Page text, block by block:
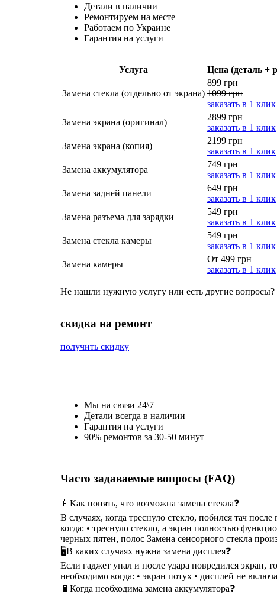
Детали в наличии
Ремонтируем на месте
Работаем по Украине
Гарантия на услуги
Услуга Цена (деталь +
Замена стекла (отдельно от экрана)
899 грн
1099 грн
заказать в 1 клик
Замена экрана (оригинал)
2899 грн
заказать в 1 клик
Замена экрана (копия)
2199 грн
заказать в 1 клик
Замена аккумулятора
749 грн
заказать в 1 клик
Замена задней панели
649 грн
заказать в 1 клик
Замена разъема для зарядки
549 грн
заказать в 1 клик
Замена стекла камеры
549 грн
заказать в 1 клик
Замена камеры
От 499 грн
заказать в 1 клик
Не нашли нужную услугу или есть другие вопросы?
cкидка на ремонт
получить скидку
Мы на связи 24\7
Детали всегда в наличии
Гарантия на услуги
90% ремонтов за 30-50 минут
Часто задаваемые вопросы (FAQ)
📱Как понять, что возможна замена стекла❓
В случаях, когда треснуло стекло, побился тач
когда: • треснуло стекло, а экран полностью
черных пятен, полос Замена сенсорного стекла
🖥В каких случаях нужна замена дисплея❓
Если гаджет упал и после удара повредился экран,
необходимо когда: • экран потух • дисплей не
🔋Когда необходима замена аккумулятора❓